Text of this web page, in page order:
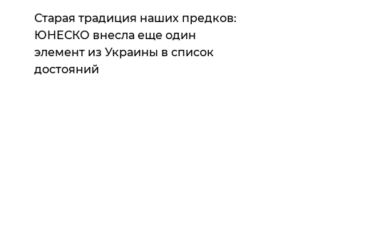
​Старая традиция наших предков:
ЮНЕСКО внесла еще один
элемент из Украины в список
достояний